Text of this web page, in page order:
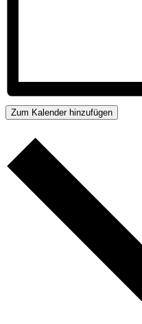
Zum Kalender hinzufügen